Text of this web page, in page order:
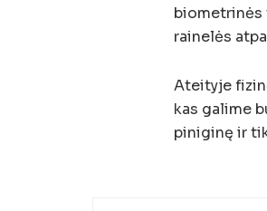
biometrinės
rainelės
Ateityje
kas galime
piniginę ir